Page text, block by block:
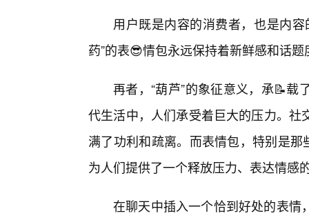
用户既是内容的消费者，也是内
药”的表😎情包永远保持着新鲜感和话题
再者，“葫芦”的象征意义，承📝
代生活中，人们承受着巨大的压力。
满了功利和疏离。而表情包，特别是
为人们提供了一个释放压力、表达情感
在聊天中插入一个恰到好处的表情